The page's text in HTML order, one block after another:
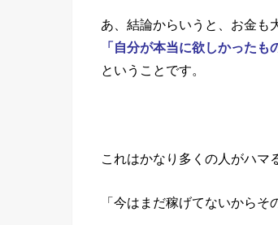
あ、結論からいうと、お金も
「自分が本当に欲しかったも
ということです。
これはかなり多くの人がハマ
「今はまだ稼げてないからそ